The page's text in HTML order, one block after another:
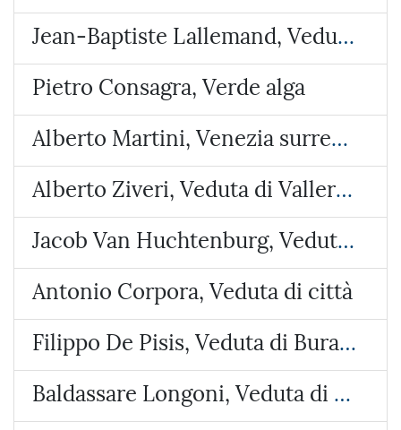
Jean-Baptiste Lallemand, Veduta ideata con l’Arco di Giano e San Giorgio al Velabro
Pietro Consagra, Verde alga
Alberto Martini, Venezia surreale
Alberto Ziveri, Veduta di Vallerano
Jacob Van Huchtenburg, Veduta di Piazza Colonna
Antonio Corpora, Veduta di città
Filippo De Pisis, Veduta di Burano
Baldassare Longoni, Veduta di Arosio (Brianza)